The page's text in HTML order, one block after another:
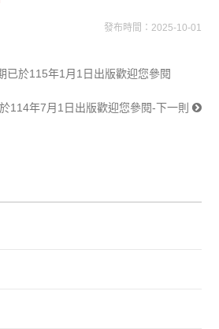
發布時間：2025-10-01
已於115年1月1日出版歡迎您參閱
114年7月1日出版歡迎您參閱-下一則